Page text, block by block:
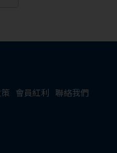
會員紅利 聯絡我們